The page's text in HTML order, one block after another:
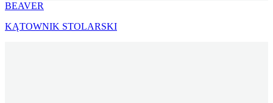
BEAVER
KĄTOWNIK STOLARSKI